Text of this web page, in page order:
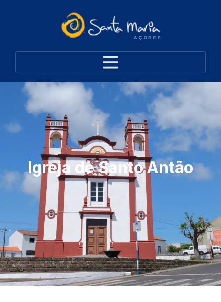
Igreja de Santo Antão